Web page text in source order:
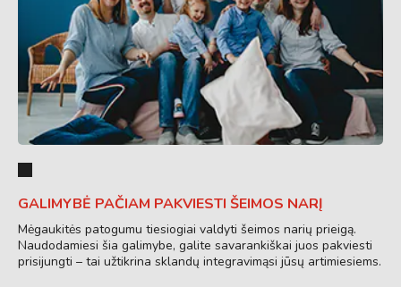
GALIMYBĖ PAČIAM PAKVIESTI ŠEIMOS NARĮ
Mėgaukitės patogumu tiesiogiai valdyti šeimos narių prieigą.
Naudodamiesi šia galimybe, galite savarankiškai juos pakviesti
prisijungti – tai užtikrina sklandų integravimąsi jūsų artimiesiems.